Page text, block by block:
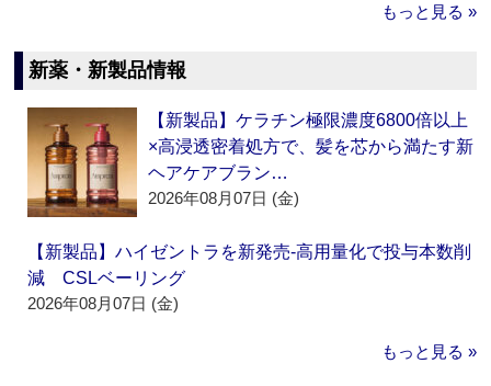
もっと見る »
新薬・新製品情報
【新製品】ケラチン極限濃度6800倍以上
×高浸透密着処方で、髪を芯から満たす新
ヘアケアブラン…
2026年08月07日 (金)
【新製品】ハイゼントラを新発売‐高用量化で投与本数削
減 CSLベーリング
2026年08月07日 (金)
もっと見る »